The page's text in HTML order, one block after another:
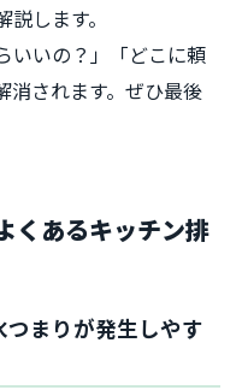
します。
いいの？」「どこに頼
消されます。ぜひ最後
くあるキッチン排
まりが発生しやす